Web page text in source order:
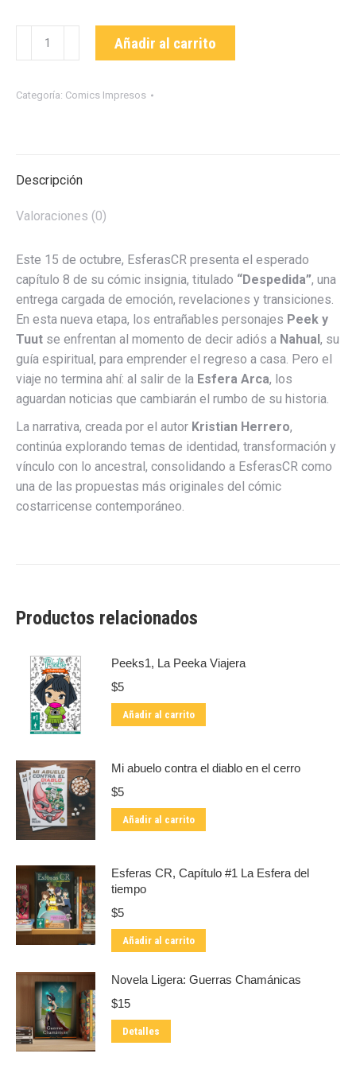
Esferascr
cantidad
Añadir al carrito
Categoría: Comics Impresos
Descripción
Valoraciones (0)
Este 15 de octubre, EsferasCR presenta el esperado
capítulo 8 de su cómic insignia, titulado “Despedida”, una
entrega cargada de emoción, revelaciones y transiciones.
En esta nueva etapa, los entrañables personajes Peek y
Tuut se enfrentan al momento de decir adiós a Nahual , su
guía espiritual, para emprender el regreso a casa. Pero el
viaje no termina ahí: al salir de la Esfera Arca, los
aguardan noticias que cambiarán el rumbo de su historia.
La narrativa, creada por el autor Kristian Herrero,
continúa explorando temas de identidad, transformación y
vínculo con lo ancestral, consolidando a EsferasCR como
una de las propuestas más originales del cómic
costarricense contemporáneo.
Productos relacionados
Peeks1, La Peeka Viajera
$5
Añadir al carrito
Mi abuelo contra el diablo en el cerro
$5
Añadir al carrito
Esferas CR, Capítulo #1 La Esfera del
tiempo
$5
Añadir al carrito
Novela Ligera: Guerras Chamánicas
$15
Detalles